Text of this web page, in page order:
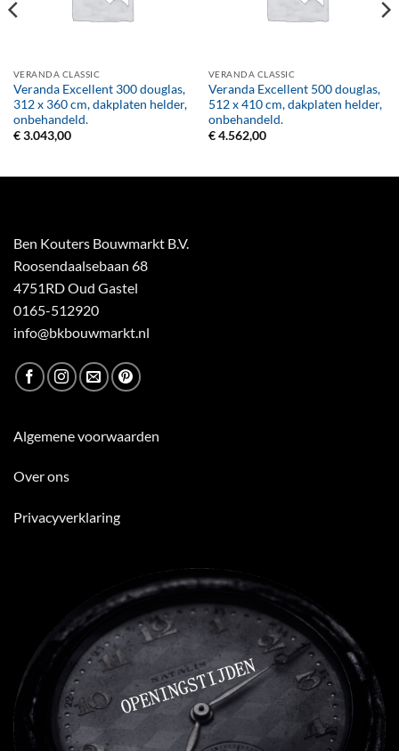
VERANDA CLASSIC
Veranda Excellent 300 douglas,
312 x 360 cm, dakplaten helder,
onbehandeld.
€3.043,00
VERANDA CLASSIC
Veranda Excellent 500 douglas,
512 x 410 cm, dakplaten helder,
onbehandeld.
€4.562,00
Ben Kouters Bouwmarkt B.V.
Roosendaalsebaan 68
4751RD Oud Gastel
0165-512920
info@bkbouwmarkt.nl
Algemene voorwaarden
Over ons
Privacyverklaring